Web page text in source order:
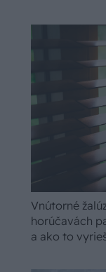
Vnútorné
horúčavách
a ako to